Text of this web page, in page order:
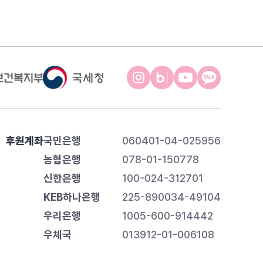
후원계좌국민은행
060401-04-025956
농협은행
078-01-150778
신한은행
100-024-312701
KEB하나은행
225-890034-49104
우리은행
1005-600-914442
우체국
013912-01-006108